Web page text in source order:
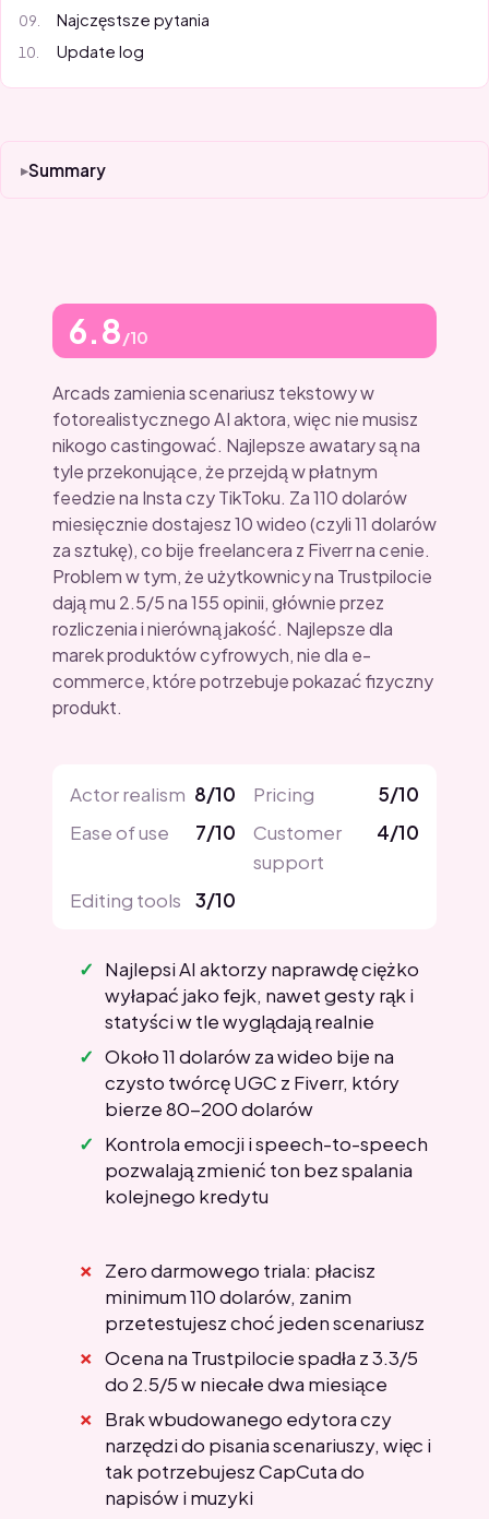
Summary
Najczęstsze pytania
Update log
6.8 /10
Arcads zamienia scenariusz tekstowy w
fotorealistycznego AI aktora, więc nie musisz
nikogo castingować. Najlepsze awatary są na
tyle przekonujące, że przejdą w płatnym
feedzie na Insta czy TikToku. Za 110 dolarów
miesięcznie dostajesz 10 wideo (czyli 11 dolarów
za sztukę), co bije freelancera z Fiverr na cenie.
Problem w tym, że użytkownicy na Trustpilocie
dają mu 2.5/5 na 155 opinii, głównie przez
rozliczenia i nierówną jakość. Najlepsze dla
marek produktów cyfrowych, nie dla e-
commerce, które potrzebuje pokazać fizyczny
produkt.
Actor realism 8/10 Pricing
5/10
Ease of use
7/10
Customer
support
4/10
Editing tools 3/10
Najlepsi AI aktorzy naprawdę ciężko
wyłapać jako fejk, nawet gesty rąk i
statyści w tle wyglądają realnie
Około 11 dolarów za wideo bije na
czysto twórcę UGC z Fiverr, który
bierze 80-200 dolarów
Kontrola emocji i speech-to-speech
pozwalają zmienić ton bez spalania
kolejnego kredytu
Zero darmowego triala: płacisz
minimum 110 dolarów, zanim
przetestujesz choć jeden scenariusz
Ocena na Trustpilocie spadła z 3.3/5
do 2.5/5 w niecałe dwa miesiące
Brak wbudowanego edytora czy
narzędzi do pisania scenariuszy, więc i
tak potrzebujesz CapCuta do
napisów i muzyki